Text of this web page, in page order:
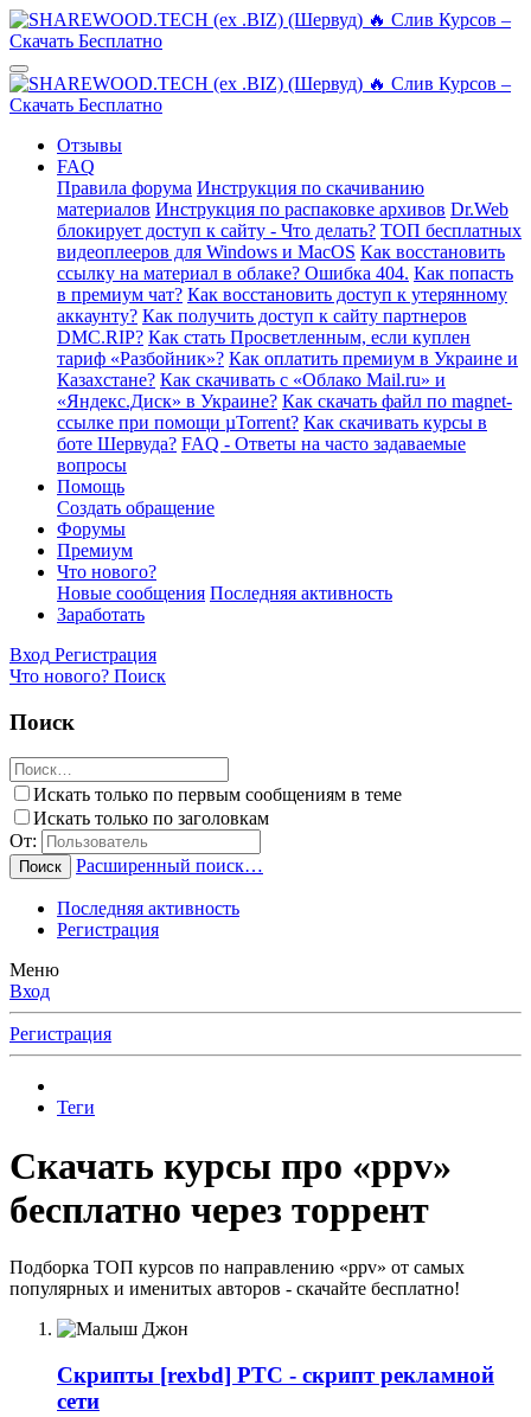
Отзывы
FAQ
Правила форума Инструкция по скачиванию
материалов Инструкция по распаковке архивов Dr.Web
блокирует доступ к сайту - Что делать? ТОП бесплатных
видеоплееров для Windows и MacOS Как восстановить
ссылку на материал в облаке? Ошибка 404. Как попасть
в премиум чат? Как восстановить доступ к утерянному
аккаунту? Как получить доступ к сайту партнеров
DMC.RIP? Как стать Просветленным, если куплен
тариф «Разбойник»? Как оплатить премиум в Украине и
Казахстане? Как скачивать с «Облако Mail.ru» и
«Яндекс.Диск» в Украине? Как скачать файл по magnet-
ссылке при помощи µTorrent? Как скачивать курсы в
боте Шервуда? FAQ - Ответы на часто задаваемые
вопросы
Помощь
Создать обращение
Форумы
Премиум
Что нового?
Новые сообщения Последняя активность
Заработать
Вход Регистрация
Что нового? Поиск
Поиск
Искать только по первым сообщениям в теме
Искать только по заголовкам
От:
Поиск Расширенный поиск…
Последняя активность
Регистрация
Меню
Вход
Регистрация
Теги
Скачать курсы про «ppv»
бесплатно через торрент
Подборка ТОП курсов по направлению «ppv» от самых
популярных и именитых авторов - скачайте бесплатно!
Скрипты [rexbd] PTC - скрипт рекламной
сети